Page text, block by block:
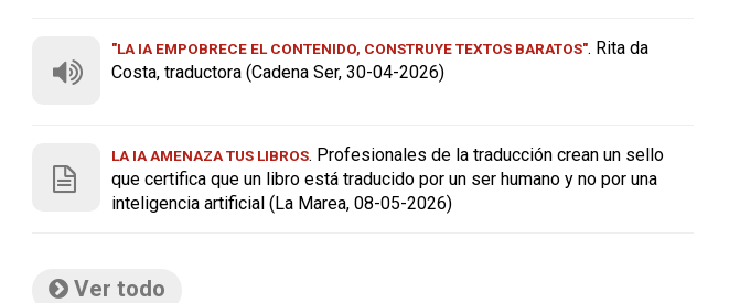
"LA IA EMPOBRECE EL CONTENIDO, CONSTRUYE TEXTOS BARATOS". Rita da
Costa, traductora (Cadena Ser, 30-04-2026)
LA IA AMENAZA TUS LIBROS. Profesionales de la traducción crean un sello
que certifica que un libro está traducido por un ser humano y no por una
inteligencia artificial (La Marea, 08-05-2026)
Ver todo